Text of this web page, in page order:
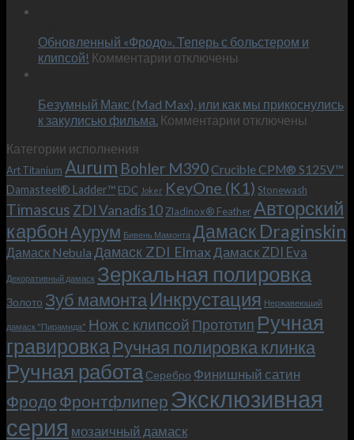
–
и
KeyOne
Обновленный «Фродо». Теперь с больстером и
клипсой! Комментарии к
«Фродо».
Теперь
и
клипсой!
отключены
Безумный Макс (Mad Max), или как мы прикоснулись
к закулисью фильма. Комментарии к
Макс
(Mad
Max),
или
как
мы
прикоснулись
к
фильма.
отключены
Категории исполнения
Art Titanium Aurum Bohler M390Crucible CPM® S125V™
Damasteel® Ladder™ EDC Joker KeyOne (K1) Stonewash
Timascus ZDI Vanadis10 Zladinox® FeatherАвторский
карбонАурум Бивень Мамонта Дамаск Draginskin
Дамаск Nebula Дамаск ZDI ElmaxДамаск ZDI Eva
Декоративный дамаск Зеркальная полировка
Золото Зуб мамонтаИнкрустация Нержавеющий
дамаск "Пирамида" Нож с клипсой Прототип Ручная
гравировкаРучная полировка клинка
Ручная работа Серебро Финишный сатин
Фродо Фронтфлипер Эксклюзивная
серия мозаичный дамаск